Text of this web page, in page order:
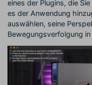
eines der Plugins, die
es der Anwendung
auswählen, seine
Bewegungsverfolgung